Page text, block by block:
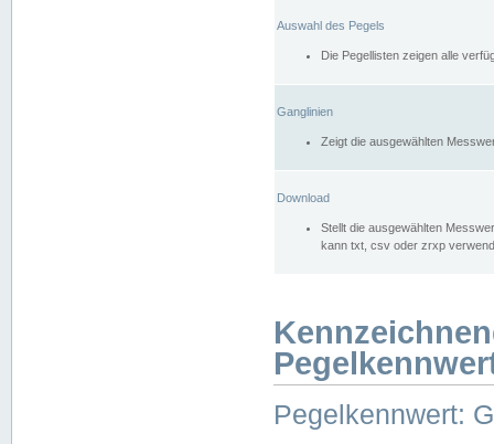
Auswahl des Pegels
Die Pegellisten zeigen alle
Ganglinien
Zeigt die ausgewählten
Download
Stellt die ausgewählten
kann txt, csv oder zrxp
Pegelkennwert: